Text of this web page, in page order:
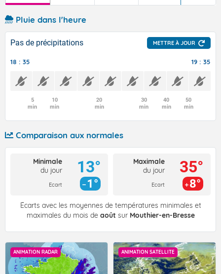
Pluie dans l'heure
Pas de précipitations METTRE À JOUR
18 : 35 19 : 35
5
min
10
min
20
min
30
min
40
min
50
min
Comparaison aux normales
Minimale
du jour
Ecart
13°
1°
Maximale
du jour
Ecart
35°
8°
Écarts avec les moyennes de températures minimales et
maximales du mois de août sur Mouthier-en-Bresse
ANIMATION RADAR ANIMATION SATELLITE